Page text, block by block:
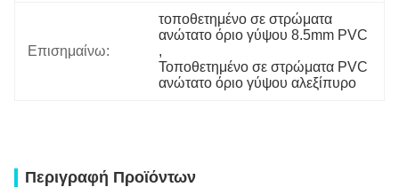
Επισημαίνω:
τοποθετημένο σε στρώματα
ανώτατο όριο γύψου 8.5mm PVC
,
Τοποθετημένο σε στρώματα PVC
ανώτατο όριο γύψου αλεξίπυρο
Περιγραφή Προϊόντων